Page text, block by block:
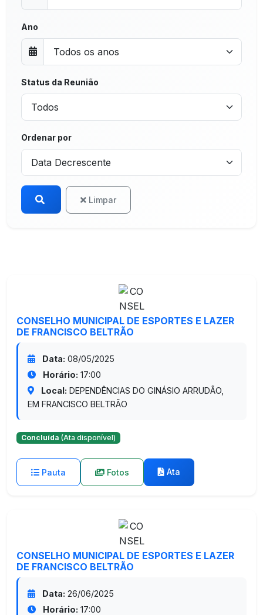
Ano
Status da Reunião
Ordenar por
Limpar
CONSELHO MUNICIPAL DE ESPORTES E LAZER
DE FRANCISCO BELTRÃO
Data: 08/05/2025
Horário: 17:00
Local: DEPENDÊNCIAS DO GINÁSIO ARRUDÃO,
EM FRANCISCO BELTRÃO
Concluída (Ata disponível)
Pauta Fotos Ata
CONSELHO MUNICIPAL DE ESPORTES E LAZER
DE FRANCISCO BELTRÃO
Data: 26/06/2025
Horário: 17:00